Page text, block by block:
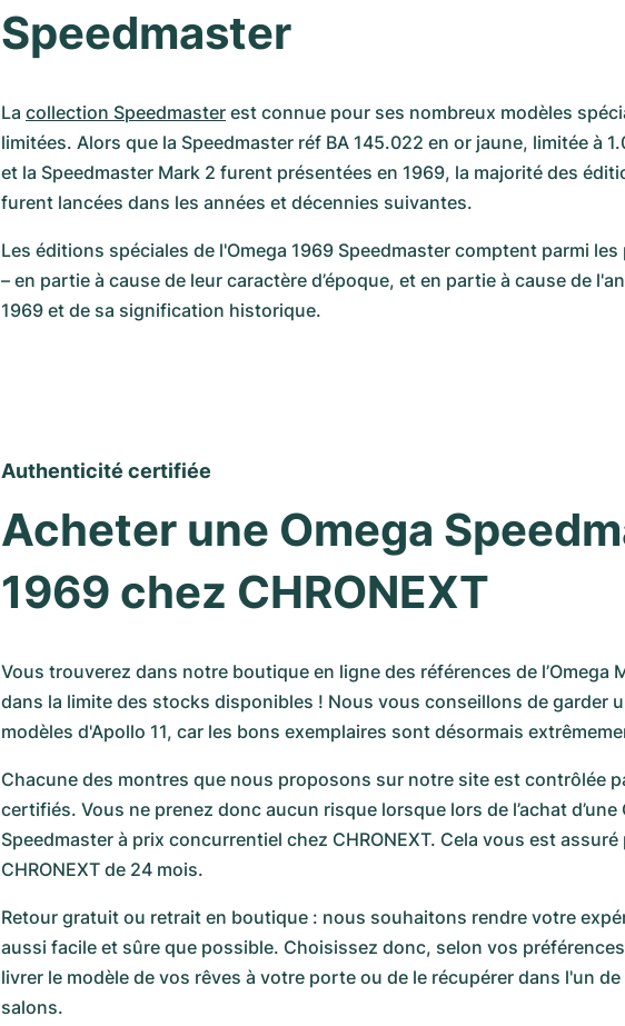
Speedmaster
La collection Speedmaster est connue pour ses nombreux modèles
limitées. Alors que la Speedmaster réf BA 145.022 en or jaune, limitée à
et la Speedmaster Mark 2 furent présentées en 1969, la majorité des
furent lancées dans les années et décennies suivantes.
Les éditions spéciales de l'Omega 1969 Speedmaster comptent parmi
– en partie à cause de leur caractère d’époque, et en partie à cause de
1969 et de sa signification historique.
Authenticité certifiée
Acheter une Omega
1969 chez CHRONEXT
Vous trouverez dans notre boutique en ligne des références de l’Omega
dans la limite des stocks disponibles ! Nous vous conseillons de garder
modèles d'Apollo 11, car les bons exemplaires sont désormais
Chacune des montres que nous proposons sur notre site est contrôlée
certifiés. Vous ne prenez donc aucun risque lorsque lors de l’achat d’une
Speedmaster à prix concurrentiel chez CHRONEXT. Cela vous est
CHRONEXT de 24 mois.
Retour gratuit ou retrait en boutique : nous souhaitons rendre votre
aussi facile et sûre que possible. Choisissez donc, selon vos
livrer le modèle de vos rêves à votre porte ou de le récupérer dans l'un
salons.